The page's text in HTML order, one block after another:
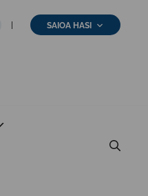
SAIOA HASI